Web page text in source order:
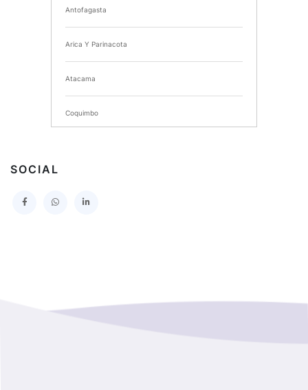
I MUNICIPALIDAD DE CHIMBARONGO
INSTITUTO NACIONAL DE DEPORTES DE CHILE
SERVICIO DE SALUD DEL MAULE HOSPITAL DE
TALCA
I MUNICIPALIDAD DE PROVIDENCIA
SERVICIO DE SALUD TALCAHUANO HOSPITAL DE
GOBERNACION PROVINCIAL DE TALCA
Antofagasta
Arica Y Parinacota
Atacama
Coquimbo
SOCIAL